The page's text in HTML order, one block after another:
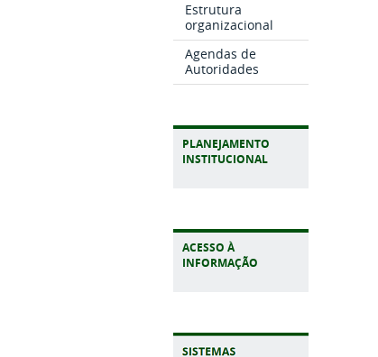
Estrutura
organizacional
Agendas de
Autoridades
PLANEJAMENTO
INSTITUCIONAL
ACESSO À
INFORMAÇÃO